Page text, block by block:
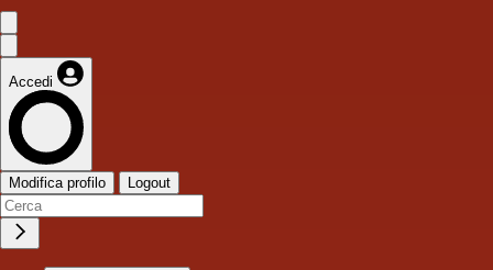
Accedi
Modifica profilo Logout